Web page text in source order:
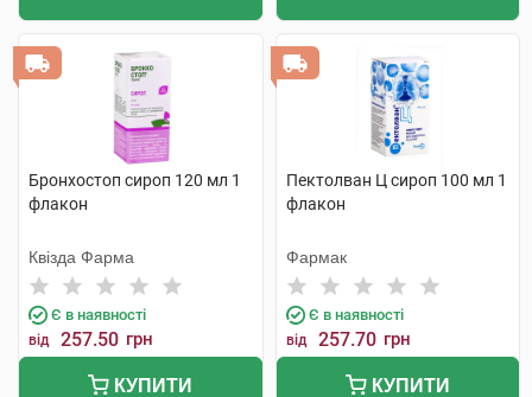
Бронхостоп сироп 120 мл 1
флакон
Квізда Фарма
Є в наявності
від 257.50 грн
КУПИТИ
Пектолван Ц сироп 100 мл 1
флакон
Фармак
Є в наявності
від 257.70 грн
КУПИТИ